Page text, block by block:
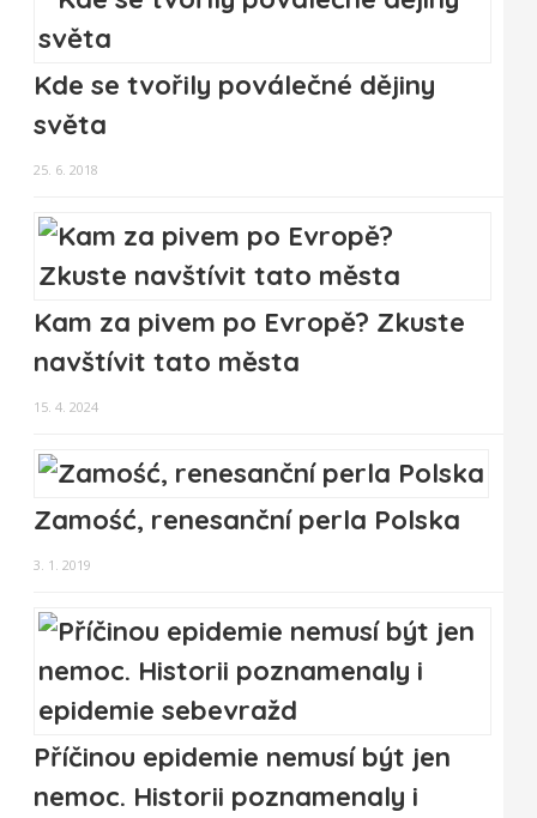
Kde se tvořily poválečné dějiny
světa
25. 6. 2018
Kam za pivem po Evropě? Zkuste
navštívit tato města
15. 4. 2024
Zamość, renesanční perla Polska
3. 1. 2019
Příčinou epidemie nemusí být jen
nemoc. Historii poznamenaly i